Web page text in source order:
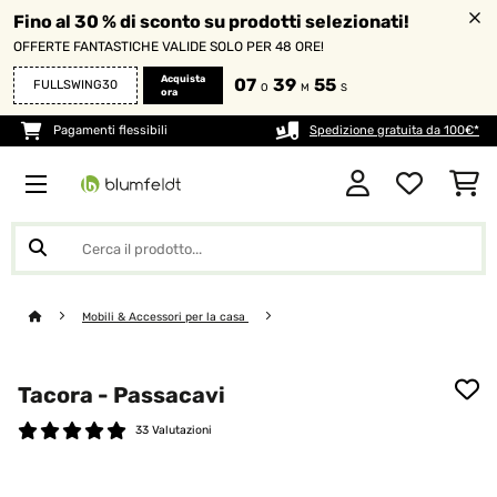
Fino al 30 % di sconto su prodotti selezionati!
OFFERTE FANTASTICHE VALIDE SOLO PER 48 ORE!
FULLSWING30
Acquista
ora
07 O 39 M 54 S
Pagamenti flessibili Spedizione gratuita da 100€*
Mobili & Accessori per la casa
Tacora - Passacavi
33 Valutazioni